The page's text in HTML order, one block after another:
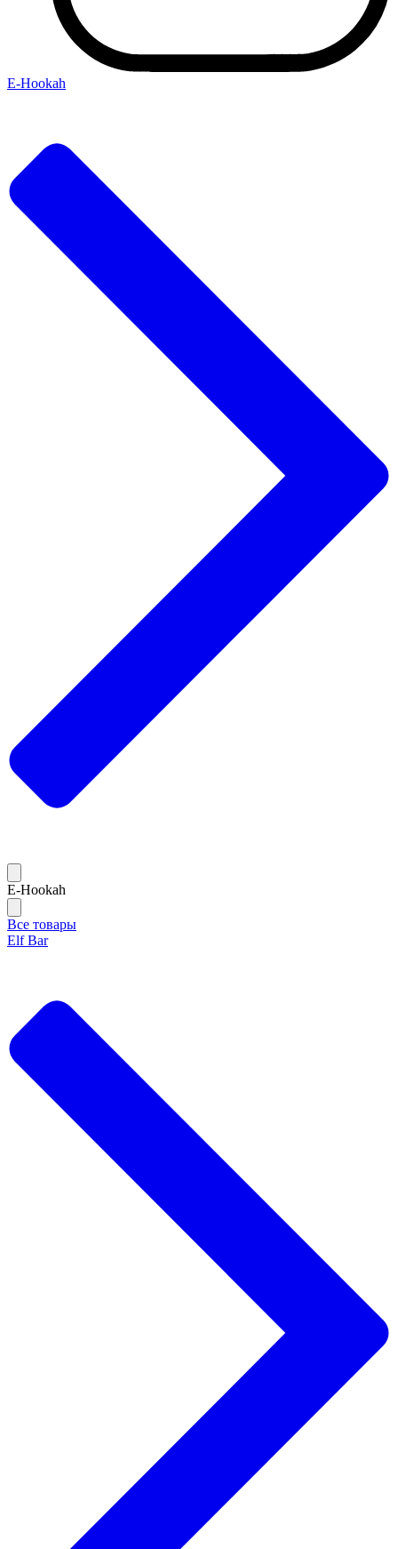
E-Hookah
E-Hookah
Все товары
Elf Bar